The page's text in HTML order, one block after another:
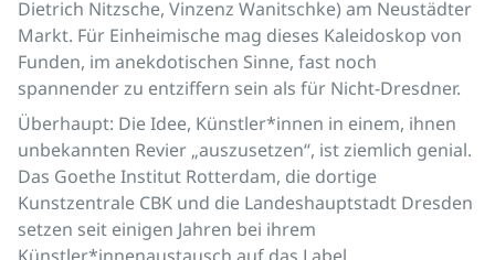
Dietrich Nitzsche, Vinzenz Wanitschke) am Neustädter
Markt. Für Einheimische mag dieses Kaleidoskop von
Funden, im anekdotischen Sinne, fast noch
spannender zu entziffern sein als für Nicht-Dresdner.
Überhaupt: Die Idee, Künstler*innen in einem, ihnen
unbekannten Revier „auszusetzen“, ist ziemlich genial.
Das Goethe Institut Rotterdam, die dortige
Kunstzentrale CBK und die Landeshauptstadt Dresden
setzen seit einigen Jahren bei ihrem